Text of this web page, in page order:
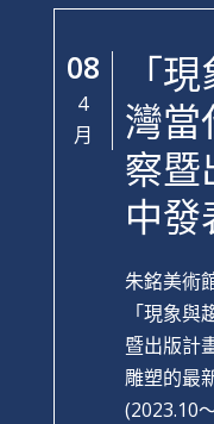
08
4
月
「
灣當
察暨
中發
朱銘美術
「現象
暨出版計
雕塑的最
(2023.10